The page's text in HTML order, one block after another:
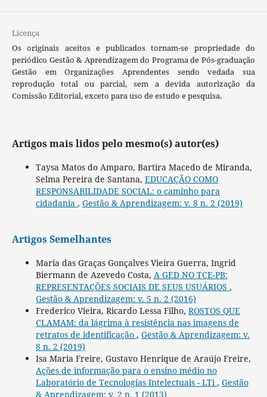
Licença
Os originais aceitos e publicados tornam-se propriedade do
periódico Gestão & Aprendizagem do Programa de Pós-graduação
Gestão em Organizações Aprendentes sendo vedada sua
reprodução total ou parcial, sem a devida autorização da
Comissão Editorial, exceto para uso de estudo e pesquisa.
Artigos mais lidos pelo mesmo(s) autor(es)
Taysa Matos do Amparo, Bartira Macedo de Miranda,
Selma Pereira de Santana, EDUCAÇÃO COMO
RESPONSABILIDADE SOCIAL: o caminho para
cidadania , Gestão & Aprendizagem: v. 8 n. 2 (2019)
Artigos Semelhantes
Maria das Graças Gonçalves Vieira Guerra, Ingrid
Biermann de Azevedo Costa, A GED NO TCE-PB:
REPRESENTAÇÕES SOCIAIS DE SEUS USUÁRIOS ,
Gestão & Aprendizagem: v. 5 n. 2 (2016)
Frederico Vieira, Ricardo Lessa Filho, ROSTOS QUE
CLAMAM: da lágrima à resistência nas imagens de
retratos de identificação , Gestão & Aprendizagem: v.
8 n. 2 (2019)
Isa Maria Freire, Gustavo Henrique de Araújo Freire,
Ações de informação para o ensino médio no
Laboratório de Tecnologias Intelectuais - LTi, Gestão
& Aprendizagem: v. 2 n. 1 (2013)